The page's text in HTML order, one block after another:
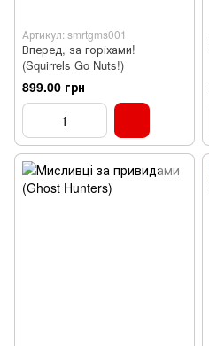
Артикул: smrtgms001
Вперед, за горіхами!
(Squirrels Go Nuts!)
899.00 грн